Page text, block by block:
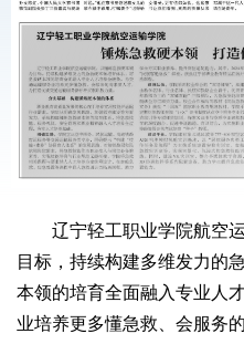
辽宁轻工职业学院航空
目标，持续构建多维发力的
本领的培育全面融入专业人
业培养更多懂急救、会服务